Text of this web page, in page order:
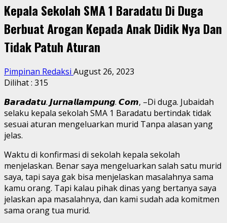
Kepala Sekolah SMA 1 Baradatu Di Duga
Berbuat Arogan Kepada Anak Didik Nya Dan
Tidak Patuh Aturan
Pimpinan Redaksi August 26, 2023
Dilihat : 315
𝘽𝙖𝙧𝙖𝙙𝙖𝙩𝙪. 𝙅𝙪𝙧𝙣𝙖𝙡𝙡𝙖𝙢𝙥𝙪𝙣𝙜. 𝘾𝙤𝙢, –Di duga. Jubaidah
selaku kepala sekolah SMA 1 Baradatu bertindak tidak
sesuai aturan mengeluarkan murid Tanpa alasan yang
jelas.
Waktu di konfirmasi di sekolah kepala sekolah
menjelaskan. Benar saya mengeluarkan salah satu murid
saya, tapi saya gak bisa menjelaskan masalahnya sama
kamu orang. Tapi kalau pihak dinas yang bertanya saya
jelaskan apa masalahnya, dan kami sudah ada komitmen
sama orang tua murid.